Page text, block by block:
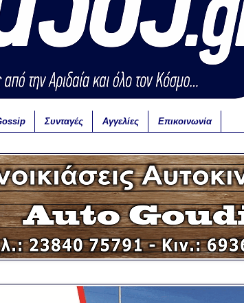
Συνταγές Αγγελίες Επικοινωνία